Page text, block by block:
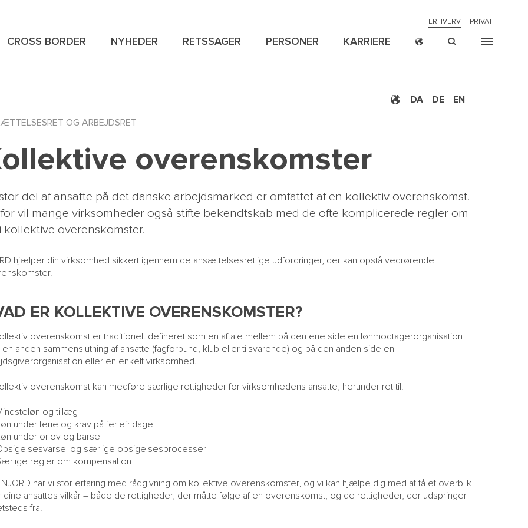
NAVIGATION
TOP
ERHVERV PRIVAT
CROSS BORDER NYHEDER RETSSAGER PERSONER KARRIERE
DA DE
EN
OG ARBEJDSRET
overenskomster
del af ansatte på det danske arbejdsmarked er omfattet af en kollektiv overenskomst.
vil mange virksomheder også stifte bekendtskab med de ofte komplicerede regler om
kollektive overenskomster.
hjælper din virksomhed sikkert igennem de ansættelsesretlige udfordringer, der kan opstå vedrørende
ER KOLLEKTIVE OVERENSKOMSTER?
overenskomst er traditionelt defineret som en aftale mellem på den ene side en lønmodtagerorganisation
anden sammenslutning af ansatte (fagforbund, klub eller tilsvarende) og på den anden side en
eller en enkelt virksomhed.
overenskomst kan medføre særlige rettigheder for virksomhedens ansatte, herunder ret til:
og tillæg
under ferie og krav på feriefridage
under orlov og barsel
og særlige opsigelsesprocesser
regler om kompensation
har vi stor erfaring med rådgivning om kollektive overenskomster, og vi kan hjælpe dig med at få et overblik
dine ansattes vilkår – både de rettigheder, der måtte følge af en overenskomst, og de rettigheder, der udspringer
fra.